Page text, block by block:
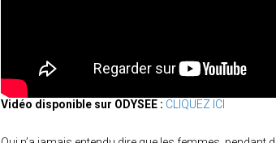
Vidéo disponible sur ODYSEE : CLIQUEZ ICI